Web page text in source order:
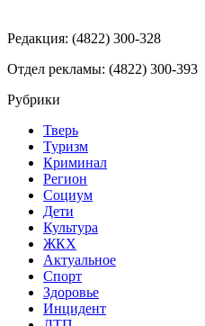
Редакция: (4822) 300-328
Отдел рекламы: (4822) 300-393
Рубрики
Тверь
Туризм
Криминал
Регион
Социум
Дети
Культура
ЖКХ
Актуальное
Спорт
Здоровье
Инцидент